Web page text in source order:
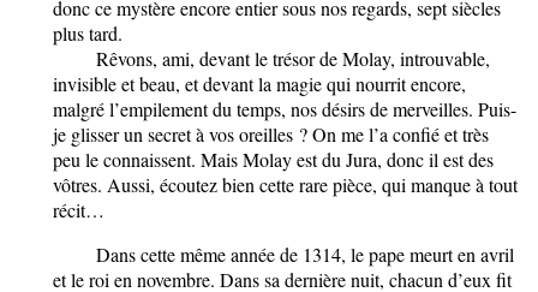
donc ce mystère encore entier sous nos regards, sept siècles
plus tard.
Rêvons, ami, devant le trésor de Molay, introuvable,
invisible et beau, et devant la magie qui nourrit encore,
malgré l’empilement du temps, nos désirs de merveilles. Puis-
je glisser un secret à vos oreilles ? On me l’a confié et très
peu le connaissent. Mais Molay est du Jura, donc il est des
vôtres. Aussi, écoutez bien cette rare pièce, qui manque à tout
récit…
Dans cette même année de 1314, le pape meurt en avril
et le roi en novembre. Dans sa dernière nuit, chacun d’eux fit